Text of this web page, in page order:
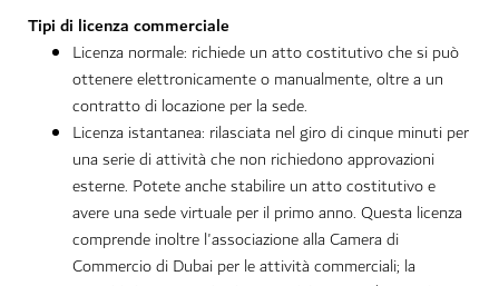
Tipi di licenza commerciale
Licenza normale: richiede un atto costitutivo che si può
ottenere elettronicamente o manualmente, oltre a un
contratto di locazione per la sede.
Licenza istantanea: rilasciata nel giro di cinque minuti per
una serie di attività che non richiedono approvazioni
esterne. Potete anche stabilire un atto costitutivo e
avere una sede virtuale per il primo anno. Questa licenza
comprende inoltre l'associazione alla Camera di
Commercio di Dubai per le attività commerciali; la